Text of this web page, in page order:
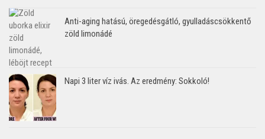
Anti-aging hatású, öregedésgátló, gyulladáscsökkentő
zöld limonádé
Napi 3 liter víz ivás. Az eredmény: Sokkoló!